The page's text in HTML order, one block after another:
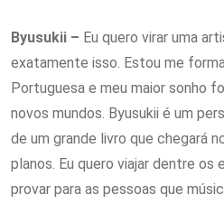
Byusukii – Eu quero virar uma
exatamente isso. Estou me
Portuguesa e meu maior sonho
novos mundos. Byusukii é um
de um grande livro que chegará
planos. Eu quero viajar dentre os
provar para as pessoas que